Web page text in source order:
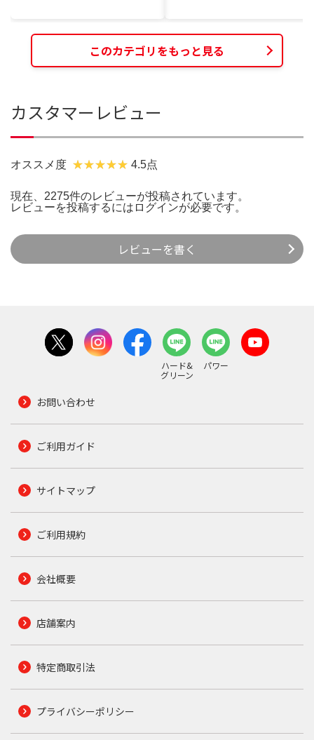
このカテゴリをもっと見る
カスタマーレビュー
オススメ度 4.5点
現在、2275件のレビューが投稿されています。
レビューを投稿するには ログインが必要です。
レビューを書く
ハード&
グリーン
パワー
お問い合わせ
ご利用ガイド
サイトマップ
ご利用規約
会社概要
店舗案内
特定商取引法
プライバシーポリシー